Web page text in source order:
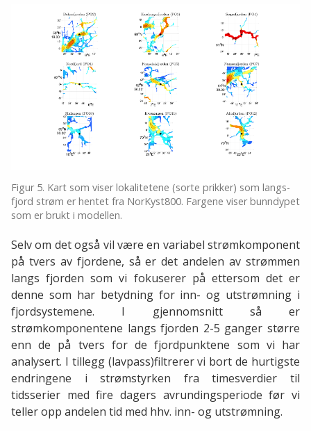
Figur 5. Kart som viser lokalitetene (sorte prikker) som langs-
fjord strøm er hentet fra NorKyst800. Fargene viser bunndypet
som er brukt i modellen.
Selv om det også vil være en variabel strømkomponent
på tvers av fjordene, så er det andelen av strømmen
langs fjorden som vi fokuserer på ettersom det er
denne som har betydning for inn- og utstrømning i
fjordsystemene. I gjennomsnitt så er
strømkomponentene langs fjorden 2-5 ganger større
enn de på tvers for de fjordpunktene som vi har
analysert. I tillegg (lavpass)filtrerer vi bort de hurtigste
endringene i strømstyrken fra timesverdier til
tidsserier med fire dagers avrundingsperiode før vi
teller opp andelen tid med hhv. inn- og utstrømning.